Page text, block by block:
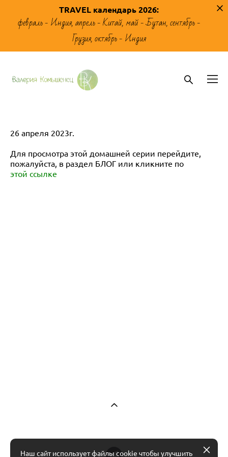
TRAVEL календарь 2026:
февраль - Индия, апрель - Китай, май - Бутан, сентябрь -
Грузия, октябрь - Индия
26 апреля 2023г.
Для просмотра этой домашней серии перейдите,
пожалуйста, в раздел БЛОГ или кликните по
этой ссылке
Наш сайт использует файлы cookie чтобы улучшить